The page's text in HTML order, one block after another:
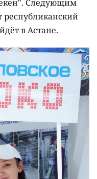
Следующим
республиканский
в Астане.